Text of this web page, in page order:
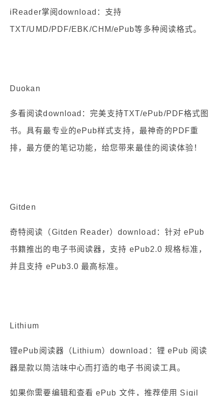
iReader掌阅download：支持
TXT/UMD/PDF/EBK/CHM/ePub等多种阅读格式。
Duokan
多看阅读download：完美支持TXT/ePub/PDF格式图
书。具有最专业的ePub样式支持，最神奇的PDF重
排，最方便的笔记功能，给您带来最佳的阅读体验！
Gitden
奇特阅读（Gitden Reader）download：针对 ePub
书籍推出的电子书阅读器，支持 ePub2.0 规格标准，
并且支持 ePub3.0 最高标准。
Lithium
锂ePub阅读器（Lithium）download：锂 ePub 阅读
器是款以简洁味中心而打造的电子书阅读工具。
如果你需要编辑和查看 ePub 文件，推荐使用 Sigil